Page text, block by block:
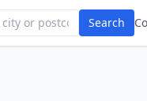
Search